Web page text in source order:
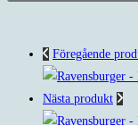
webbplatsFöregående
Nästa produkt